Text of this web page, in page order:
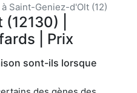
Saint-Geniez-d'Olt (12)
|
| Prix
sont-ils lorsque